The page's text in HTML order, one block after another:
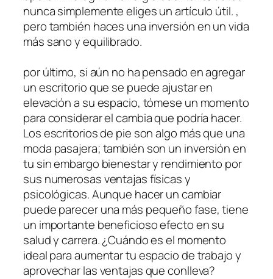
nunca simplemente eliges un artículo útil. ,
pero también haces una inversión en un vida
más sano y equilibrado.
por último, si aún no ha pensado en agregar
un escritorio que se puede ajustar en
elevación a su espacio, tómese un momento
para considerar el cambia que podría hacer.
Los escritorios de pie son algo más que una
moda pasajera; también son un inversión en
tu sin embargo bienestar y rendimiento por
sus numerosas ventajas físicas y
psicológicas. Aunque hacer un cambiar
puede parecer una más pequeño fase, tiene
un importante beneficioso efecto en su
salud y carrera. ¿Cuándo es el momento
ideal para aumentar tu espacio de trabajo y
aprovechar las ventajas que conlleva?